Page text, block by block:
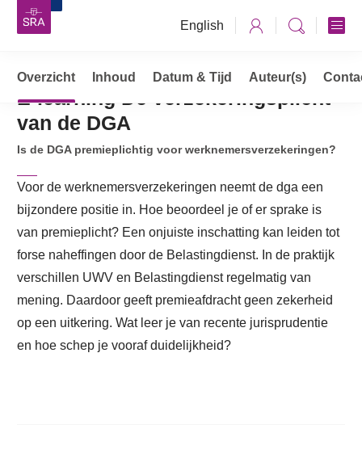
English
Opleidingen, cursussen & trainingen
E-learning De verzekeringsplicht
van de DGA
Is de DGA premieplichtig voor werknemersverzekeringen?
Voor de werknemersverzekeringen neemt de dga een
bijzondere positie in. Hoe beoordeel je of er sprake is
van premieplicht? Een onjuiste inschatting kan leiden tot
forse naheffingen door de Belastingdienst. In de praktijk
verschillen UWV en Belastingdienst regelmatig van
mening. Daardoor geeft premieafdracht geen zekerheid
op een uitkering. Wat leer je van recente jurisprudentie
en hoe schep je vooraf duidelijkheid?
Overzicht Inhoud Datum & Tijd Auteur(s)